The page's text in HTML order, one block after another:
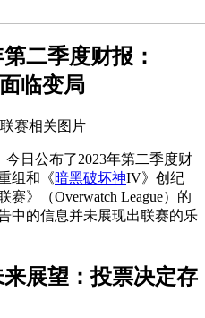
二季度财报：
临变局
今日公布了2023年第二季度财
组和《暗黑破坏神IV》创纪
》（Overwatch League）的
中的信息并未展现出联赛的乐
来展望：投票决定存